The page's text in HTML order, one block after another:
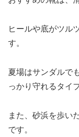
ヒールや底がツル
す。
夏場はサンダルで
っかり守れるタイ
また、砂浜を歩い
です。